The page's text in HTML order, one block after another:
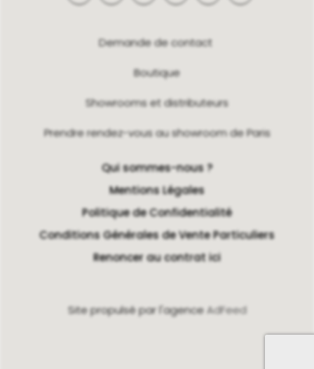
Demande de contact
Boutique
Showrooms et distributeurs
Prendre rendez-vous au showroom de Paris
Qui sommes-nous ?
Mentions Légales
Politique de Confidentialité
Conditions Générales de Vente Particuliers
Renoncer au contrat ici
Site propulsé par l'agenceAdFeed